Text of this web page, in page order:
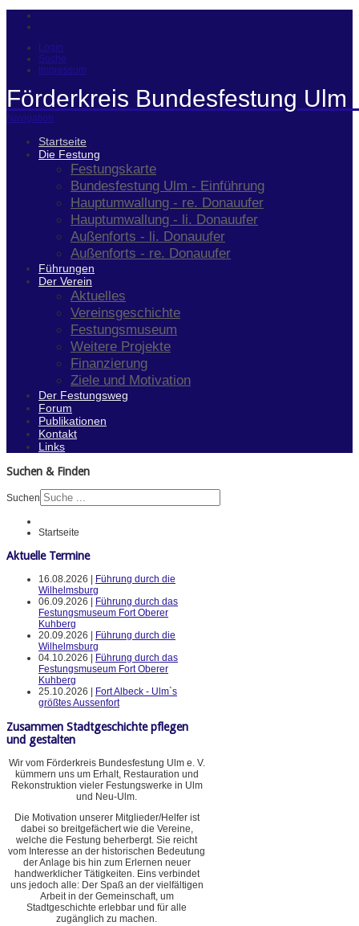
Login
Suche
Impressum
Förderkreis Bundesfestung Ulm
Navigation
Startseite
Die Festung
Festungskarte
Bundesfestung Ulm - Einführung
Hauptumwallung - re. Donauufer
Hauptumwallung - li. Donauufer
Außenforts - li. Donauufer
Außenforts - re. Donauufer
Führungen
Der Verein
Aktuelles
Vereinsgeschichte
Festungsmuseum
Weitere Projekte
Finanzierung
Ziele und Motivation
Der Festungsweg
Forum
Publikationen
Kontakt
Links
Suchen & Finden
Suchen
Startseite
Aktuelle Termine
16.08.2026 |
Führung durch die
Wilhelmsburg
06.09.2026 |
Führung durch das
Festungsmuseum Fort Oberer
Kuhberg
20.09.2026 |
Führung durch die
Wilhelmsburg
04.10.2026 |
Führung durch das
Festungsmuseum Fort Oberer
Kuhberg
25.10.2026 |
Fort Albeck - Ulm`s
größtes Aussenfort
Zusammen Stadtgeschichte pflegen
und gestalten
Wir vom Förderkreis Bundesfestung Ulm e. V.
kümmern uns um Erhalt, Restauration und
Rekonstruktion vieler Festungswerke in Ulm
und Neu-Ulm.
Die Motivation unserer Mitglieder/Helfer ist
dabei so breitgefächert wie die Vereine,
welche die Festung beherbergt. Sie reicht
vom Interesse an der historischen Bedeutung
der Anlage bis hin zum Erlernen neuer
handwerklicher Tätigkeiten. Eins verbindet
uns jedoch alle: Der Spaß an der vielfältigen
Arbeit in der Gemeinschaft, um
Stadtgeschichte erlebbar und für alle
zugänglich zu machen.